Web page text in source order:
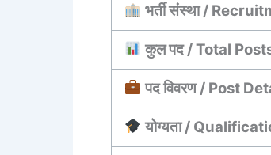
भर्ती संस्था /
कुल पद / Total
पद विवरण / Post
योग्यता /